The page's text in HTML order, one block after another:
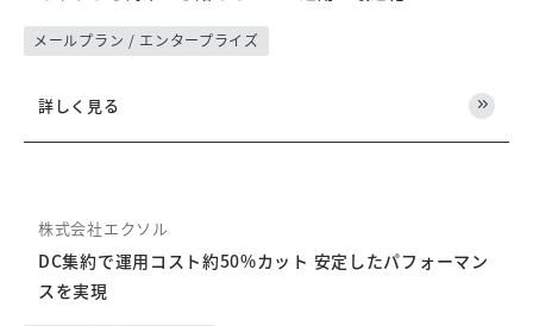
メールプラン / エンタープライズ
詳しく見る
DC集約で運用コスト約50%カット 安定したパフォーマン
スを実現
株式会社エクソル